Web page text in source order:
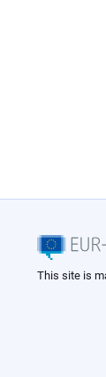
This site is